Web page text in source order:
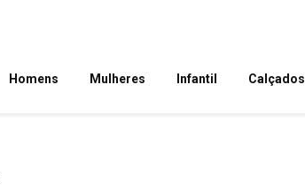
Homens Mulheres Infantil Calçados